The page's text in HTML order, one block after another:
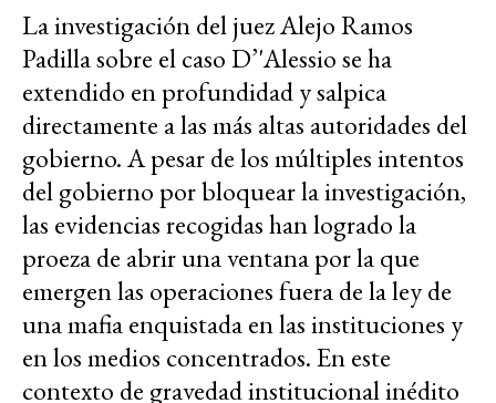
La investigación del juez Alejo Ramos
Padilla sobre el caso D’'Alessio se ha
extendido en profundidad y salpica
directamente a las más altas autoridades del
gobierno. A pesar de los múltiples intentos
del gobierno por bloquear la investigación,
las evidencias recogidas han logrado la
proeza de abrir una ventana por la que
emergen las operaciones fuera de la ley de
una mafia enquistada en las instituciones y
en los medios concentrados. En este
contexto de gravedad institucional inédito